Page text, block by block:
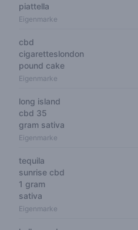
piattella
Eigenmarke
cbd
cigaretteslondon
pound cake
Eigenmarke
long island
cbd 35
gram sativa
Eigenmarke
tequila
sunrise cbd
1 gram
sativa
Eigenmarke